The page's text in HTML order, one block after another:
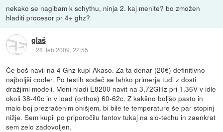
nekako se nagibam k schythu, ninja 2. kaj menite? bo zmožen
hladiti procesor pr 4+ ghz?
glaš
::28. feb 2009, 22:55
Če boš navil na 4 Ghz kupi Akaso. Za ta denar (20€) definitivno
najboljši cooler. Po testih sodeč se lahko primerja tudi z dosti
dražjimi modeli. Meni hladi E8200 navit na 3,72GHz pri 1,36V v idle
okoli 38-40c in v load (orthos) 60-62c. Z kakšno boljšo pasto in
malo boj prezračenim ohišjem, bi bile te temperature še par stopinj
nižje. Sem kupil po priporočilu fantov tukaj na slo-techu in zaenkrat
sem zelo zadovoljen.